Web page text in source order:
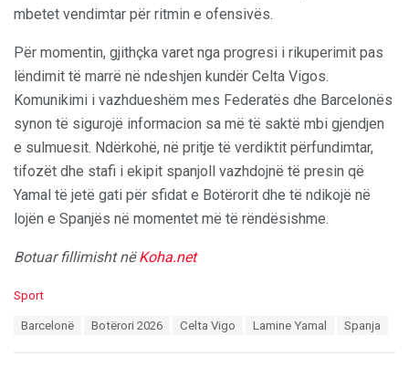
mbetet vendimtar për ritmin e ofensivës.
Për momentin, gjithçka varet nga progresi i rikuperimit pas
lëndimit të marrë në ndeshjen kundër Celta Vigos.
Komunikimi i vazhdueshëm mes Federatës dhe Barcelonës
synon të sigurojë informacion sa më të saktë mbi gjendjen
e sulmuesit. Ndërkohë, në pritje të verdiktit përfundimtar,
tifozët dhe stafi i ekipit spanjoll vazhdojnë të presin që
Yamal të jetë gati për sfidat e Botërorit dhe të ndikojë në
lojën e Spanjës në momentet më të rëndësishme.
Botuar fillimisht nëKoha.net
C
Sport
Barcelonë Botërori 2026 Celta Vigo Lamine Yamal Spanja